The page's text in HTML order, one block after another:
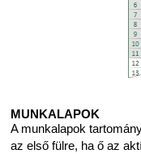
MUNKALAPOK
A munkalapok
az első fülre, ha ő az